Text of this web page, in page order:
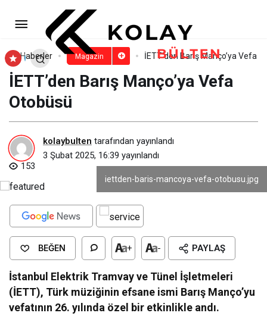
Haberler Magazin İETT’den Barış Manço’ya Vefa
İETT’den Barış Manço’ya Vefa
Otobüsü
kolaybulten tarafından yayınlandı
3 Şubat 2025, 16:39 yayınlandı
153
iettden-baris-mancoya-vefa-otobusu.jpg
BEĞEN + - PAYLAŞ
İstanbul Elektrik Tramvay ve Tünel İşletmeleri
(İETT), Türk müziğinin efsane ismi Barış Manço’yu
vefatının 26. yılında özel bir etkinlikle andı.
Knock Out & Adri’den 6 Şubat
Depremi İçin Anlamlı Şarkı: Düşmez
Kalkmaz 1 Allah
Yorum Yap Paylaş